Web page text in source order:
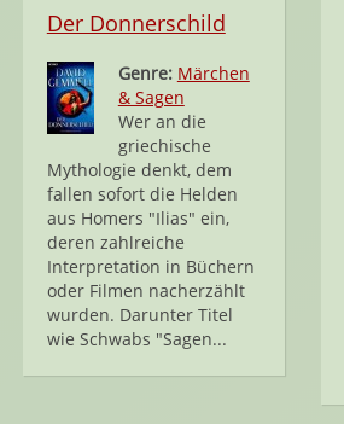
Der Donnerschild
Genre: Märchen
& Sagen
Wer an die
griechische
Mythologie denkt, dem
fallen sofort die Helden
aus Homers "Ilias" ein,
deren zahlreiche
Interpretation in Büchern
oder Filmen nacherzählt
wurden. Darunter Titel
wie Schwabs "Sagen...